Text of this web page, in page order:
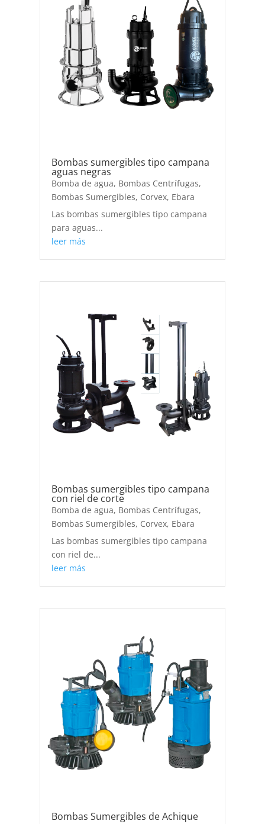
Bombas sumergibles tipo campana
aguas negras
Bomba de agua, Bombas Centrífugas,
Bombas Sumergibles, Corvex, Ebara
Las bombas sumergibles tipo campana
para aguas...
leer más
Bombas sumergibles tipo campana
con riel de corte
Bomba de agua, Bombas Centrífugas,
Bombas Sumergibles, Corvex, Ebara
Las bombas sumergibles tipo campana
con riel de...
leer más
Bombas Sumergibles de Achique